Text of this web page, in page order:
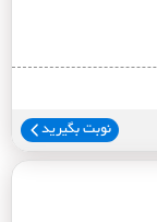
نوبت بگیرید